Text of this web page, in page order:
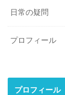
日常の疑問
プロフィール
プロフィール